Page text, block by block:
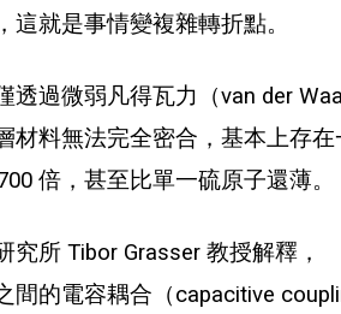
就是事情變複雜轉折點。
透過微弱凡得瓦力（van der
材料無法完全密合，基本上存在
倍，甚至比單一硫原子還薄。
所 Tibor Grasser 教授解釋，
間的電容耦合（capacitive